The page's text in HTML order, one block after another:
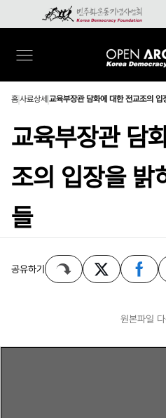
홈사료상세 교육부장관 담화에 대한 전교조의 입
교육부장관 담
조의 입장을 밝
들
공유하기
원본파일